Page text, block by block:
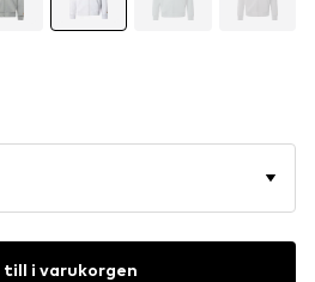
till i varukorgen